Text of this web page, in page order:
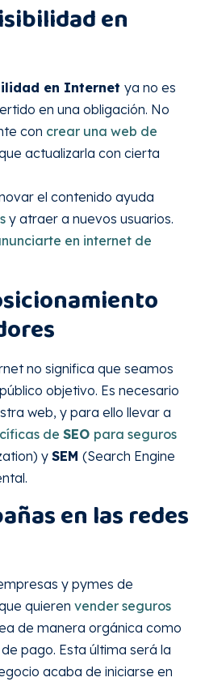
en
en Internet ya no es
en una obligación. No
con crear una web de
actualizarla con cierta
el contenido ayuda
y atraer a nuevos usuarios.
en internet de
no significa que seamos
objetivo. Es necesario
web, y para ello llevar a
de SEO para seguros
ySEM (Search Engine
en las redes
y pymes de
quieren vender seguros
de manera orgánica como
pago. Esta última será la
acaba de iniciarse en